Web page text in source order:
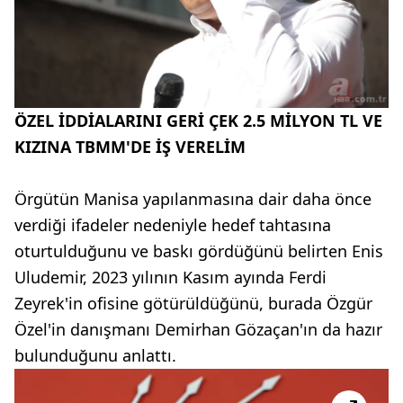
ÖZEL İDDİALARINI GERİ ÇEK 2.5 MİLYON TL VE
KIZINA TBMM'DE İŞ VERELİM
Örgütün Manisa yapılanmasına dair daha önce
verdiği ifadeler nedeniyle hedef tahtasına
oturtulduğunu ve baskı gördüğünü belirten Enis
Uludemir, 2023 yılının Kasım ayında Ferdi
Zeyrek'in ofisine götürüldüğünü, burada Özgür
Özel'in danışmanı Demirhan Gözaçan'ın da hazır
bulunduğunu anlattı.